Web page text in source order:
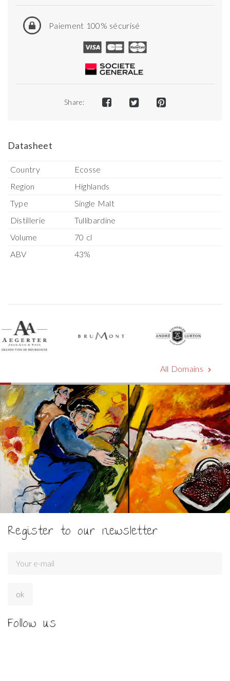
Paiement 100% sécurisé
Share:
Datasheet
Country
Ecosse
Region
Highlands
Type
Single Malt
Distillerie
Tullibardine
Volume
70 cl
ABV
43%
All Domains chevron_right
Register to our newsletter
Follow us